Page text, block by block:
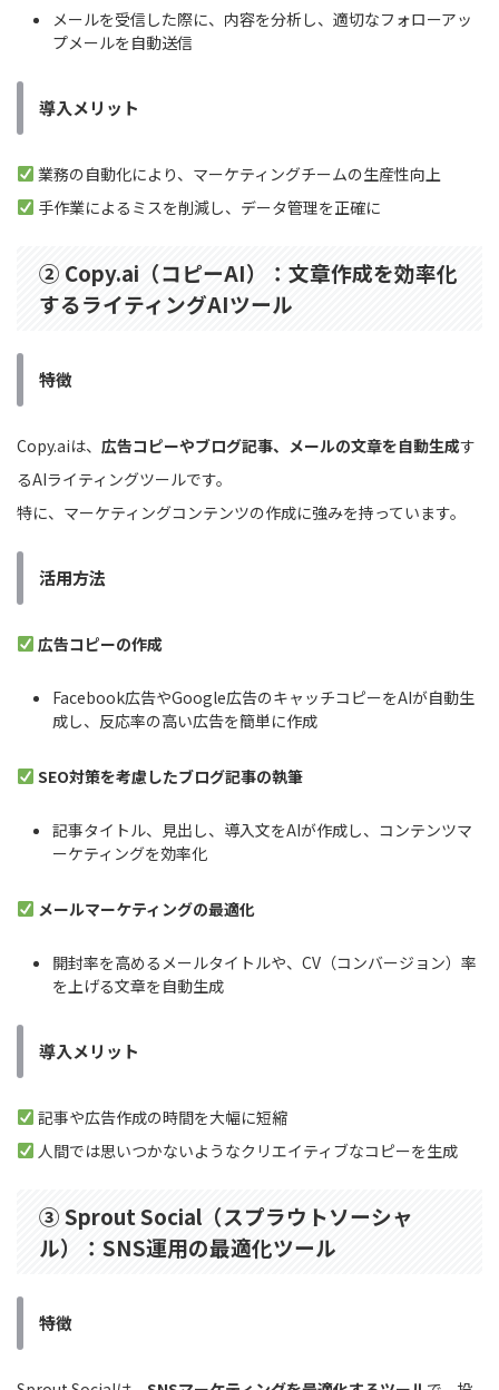
メールを受信した際に、内容を分析し、適切なフォローアッ
プメールを自動送信
導入メリット
業務の自動化により、マーケティングチームの生産性向上
手作業によるミスを削減し、データ管理を正確に
② Copy.ai（コピーAI）：文章作成を効率化
するライティングAIツール
特徴
Copy.aiは、 広告コピーやブログ記事、メールの文章を自動生成す
るAIライティングツールです。
特に、マーケティングコンテンツの作成に強みを持っています。
活用方法
広告コピーの作成
Facebook広告やGoogle広告のキャッチコピーをAIが自動生
成し、反応率の高い広告を簡単に作成
SEO対策を考慮したブログ記事の執筆
記事タイトル、見出し、導入文をAIが作成し、コンテンツマ
ーケティングを効率化
メールマーケティングの最適化
開封率を高めるメールタイトルや、CV（コンバージョン）率
を上げる文章を自動生成
導入メリット
記事や広告作成の時間を大幅に短縮
人間では思いつかないようなクリエイティブなコピーを生成
③ Sprout Social（スプラウトソーシャ
ル）：SNS運用の最適化ツール
特徴